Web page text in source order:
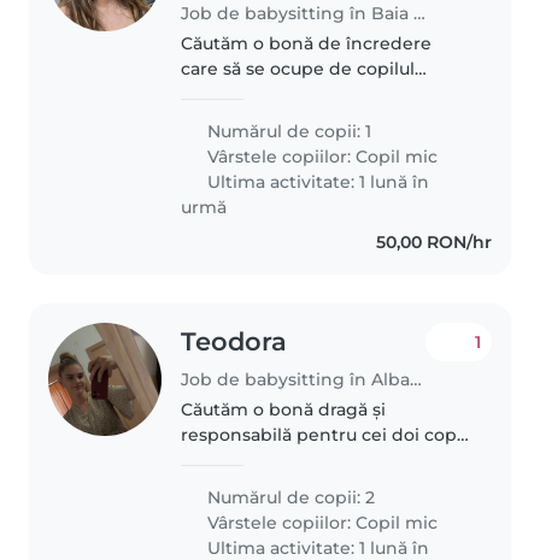
Job de babysitting în Baia Mare
Căutăm o bonă de încredere
care să se ocupe de copilul
energetic de 3 ani. Ne-ar plăcea
ca aceasta să fie confortabilă cu
gătitul
Numărul de copii: 1
Vârstele copiilor:Copil mic
Ultima activitate: 1 lună în
urmă
50,00 RON/hr
Teodora
Job de babysitting în Alba Iulia
1
Căutăm o bonă dragă și
responsabilă pentru cei doi copii
jucăuși și foarte energici, așa că
ne-ar plăcea foarte..
Numărul de copii: 2
Vârstele copiilor:Copil mic
Ultima activitate: 1 lună în